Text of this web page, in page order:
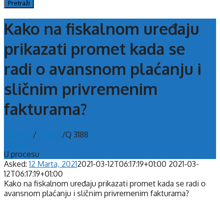
Kako na fiskalnom uređaju
prikazati promet kada se
radi o avansnom plaćanju i
sličnim privremenim
fakturama?
/ /Q 3188
U procesu
Asked: 12 Marta, 20212021-03-12T06:17:19+01:00 2021-03-
12T06:17:19+01:00
Kako na fiskalnom uređaju prikazati promet kada se radi o
avansnom plaćanju i sličnim privremenim fakturama?